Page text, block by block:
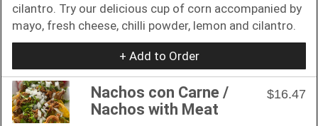
cilantro. Try our delicious cup of corn accompanied by
mayo, fresh cheese, chilli powder, lemon and cilantro.
+ Add to Order
Nachos con Carne /
Nachos with Meat
$16.47